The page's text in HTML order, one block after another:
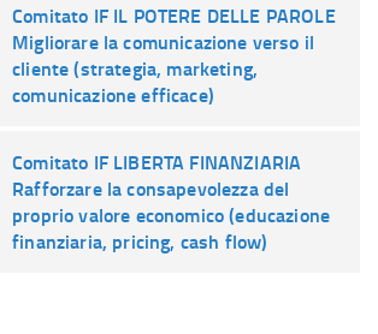
Comitato IF IL POTERE DELLE PAROLE
Migliorare la comunicazione verso il
cliente (strategia, marketing,
comunicazione efficace)
Comitato IF LIBERTA FINANZIARIA
Rafforzare la consapevolezza del
proprio valore economico (educazione
finanziaria, pricing, cash flow)